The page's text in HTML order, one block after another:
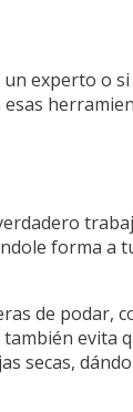
experto o
forma a
de podar,
evita
secas,